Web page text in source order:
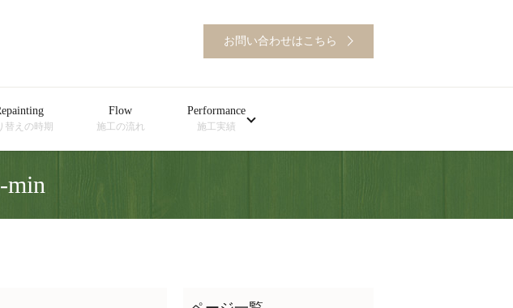
お問い合わせはこちら
替えの時期
Flow
施工の流れ
Performance
施工実績
min